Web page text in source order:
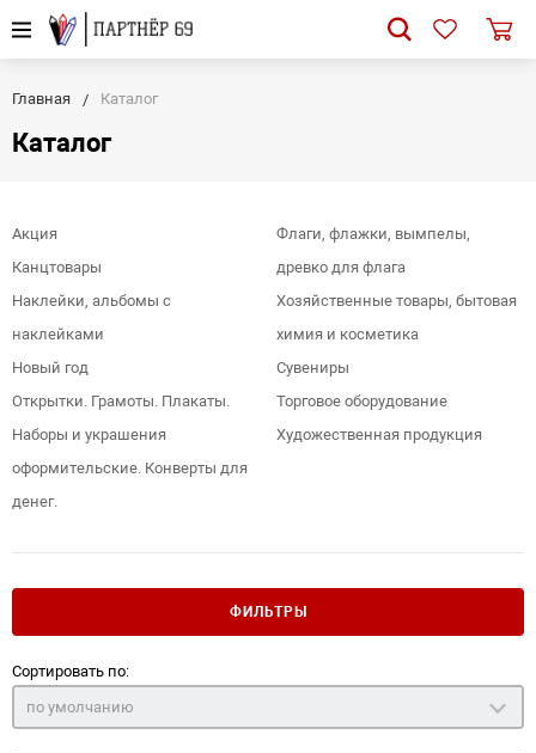
Главная Каталог
Каталог
Акция
Канцтовары
Наклейки, альбомы с
наклейками
Новый год
Открытки. Грамоты. Плакаты.
Наборы и украшения
оформительские. Конверты для
денег.
Флаги, флажки, вымпелы,
древко для флага
Хозяйственные товары, бытовая
химия и косметика
Сувениры
Торговое оборудование
Художественная продукция
ФИЛЬТРЫ
Сортировать по:
по умолчанию